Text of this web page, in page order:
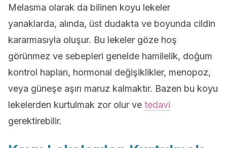
Melasma olarak da bilinen koyu lekeler
yanaklarda, alında, üst dudakta ve boyunda cildin
kararmasıyla oluşur. Bu lekeler göze hoş
görünmez ve sebepleri genelde hamilelik, doğum
kontrol hapları, hormonal değişiklikler, menopoz,
veya güneşe aşırı maruz kalmaktır. Bazen bu koyu
lekelerden kurtulmak zor olur ve tedavi
gerektirebilir.